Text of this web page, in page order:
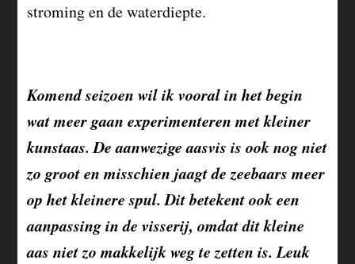
stroming en de waterdiepte.
Komend seizoen wil ik vooral in het begin
wat meer gaan experimenteren met kleiner
kunstaas. De aanwezige aasvis is ook nog niet
zo groot en misschien jaagt de zeebaars meer
op het kleinere spul. Dit betekent ook een
aanpassing in de visserij, omdat dit kleine
aas niet zo makkelijk weg te zetten is. Leuk